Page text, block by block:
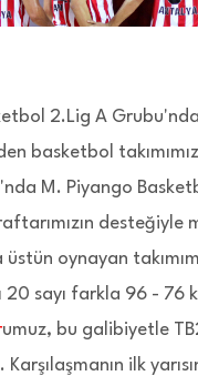
2.Lig A Grubu'nda
basketbol
M. Piyango
desteğiyle
oynayan
20 sayı farkla 96 - 76
umuz, bu galibiyetle
ilk